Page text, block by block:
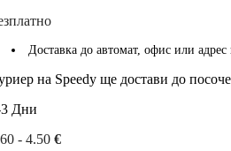
Доставка до автомат, офис или адрес
на Speedy ще достави до
Дни
- 4.50 €